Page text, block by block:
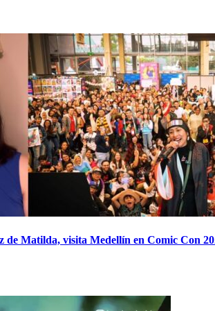
de Matilda, visita Medellín en Comic Con